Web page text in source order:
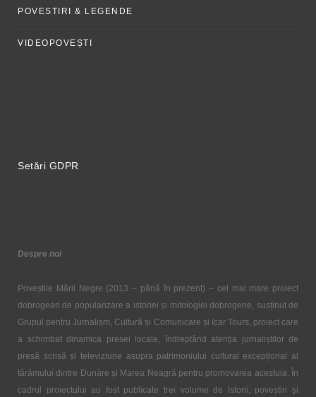
POVESTIRI & LEGENDE
VIDEOPOVEȘTI
Setări GDPR
Despre noi
Poveștile Mării Negre (2013 – până în prezent) – cel mai mare proiect
dobrogean de popularizare a istoriei și mitologiei dobrogene, susținut de
Grupul pentru Jurnalism, Cultură și Comunicare și Icar Tours, proiect care
a schimbat dinamica presei locale, îndreptând atenția jurnaliștilor de
presă scrisă și televiziune asupra patrimoniului cultural excepțional al
tărâmului dintre Dunăre și Marea Neagră pentru promovarea acestuia. În
cadrul proiectului au fost publicate trei volume de istorii, povestiri și